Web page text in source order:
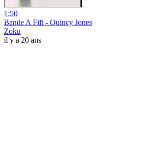
1:50
Bande A Fifi - Quincy Jones
Zoku
il y a 20 ans